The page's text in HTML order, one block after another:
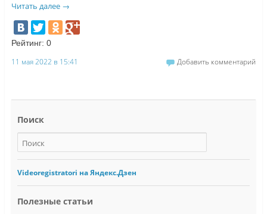
Читать далее →
Рейтинг: 0
11 мая 2022 в 15:41 Добавить комментарий
Поиск
Videoregistratori на Яндекс.Дзен
Полезные статьи